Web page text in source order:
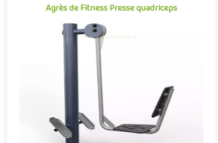
Agrès de Fitness Presse quadriceps
Agrès de Fitness Presse quadriceps
Agrès de fitness de plein air conjuguant activités sportives et
expériences ludiques, la Presse quadriceps se démarque par
Offre partenaire